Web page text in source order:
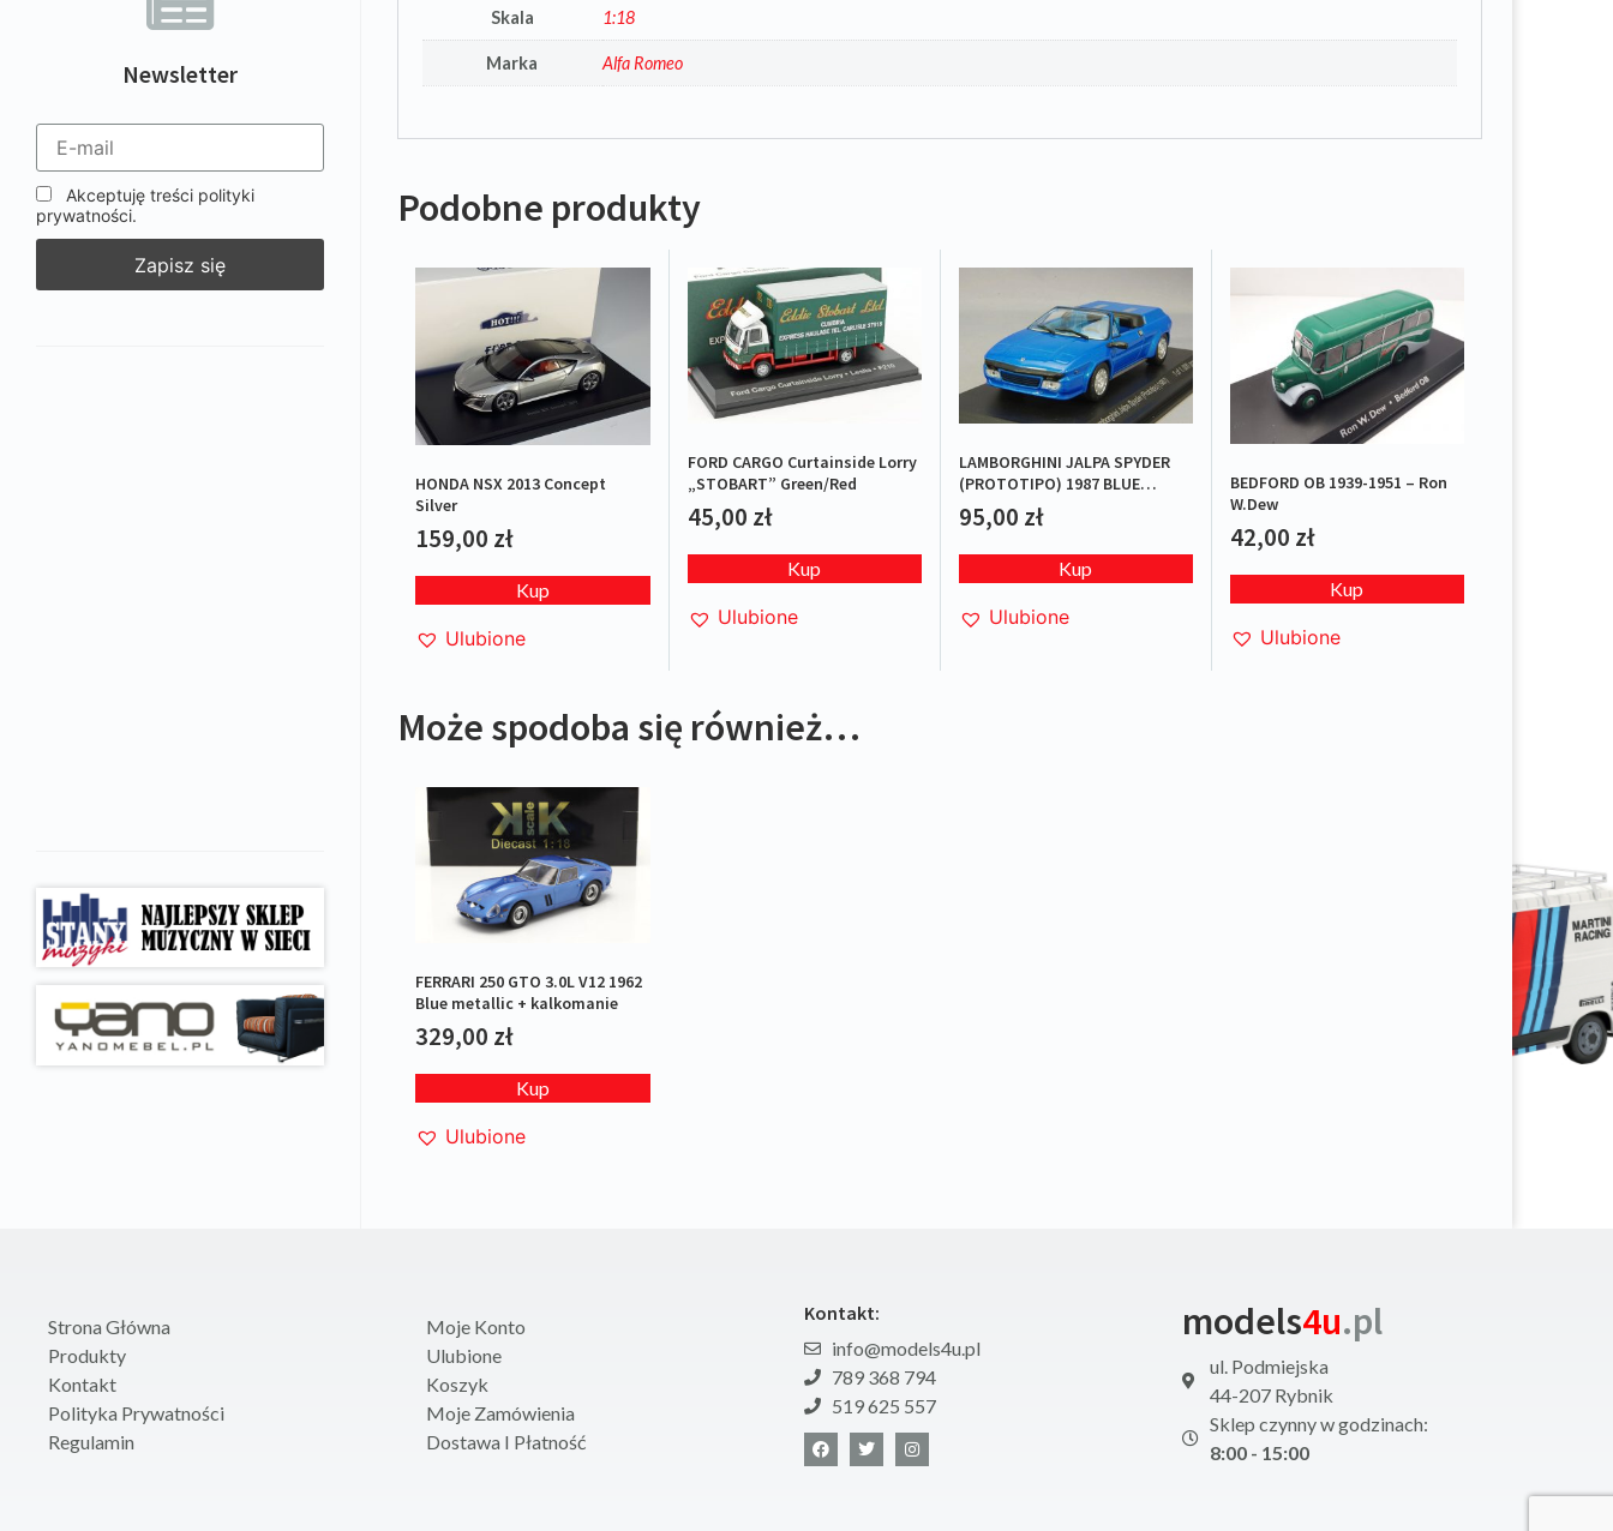
Newsletter
Akceptuję treści polityki
prywatności.
Skala 1:18
Marka Alfa Romeo
Podobne produkty
HONDA NSX 2013 Concept
Silver
159,00 zł
Kup
Ulubione
FORD CARGO Curtainside Lorry
„STOBART” Green/Red
45,00 zł
Kup
Ulubione
LAMBORGHINI JALPA SPYDER
(PROTOTIPO) 1987 BLUE
L.E.1/1000
95,00 zł
Kup
Ulubione
BEDFORD OB 1939-1951 – Ron
W.Dew
42,00 zł
Kup
Ulubione
Może spodoba się również…
FERRARI 250 GTO 3.0L V12 1962
Blue metallic + kalkomanie
329,00 zł
Kup
Ulubione
Strona Główna
Produkty
Kontakt
Polityka Prywatności
Regulamin
Moje Konto
Ulubione
Koszyk
Moje Zamówienia
Dostawa I Płatność
Kontakt:
info@models4u.pl
789 368 794
519 625 557
models4u.pl
ul. Podmiejska
44-207 Rybnik
Sklep czynny w godzinach:
8:00 - 15:00